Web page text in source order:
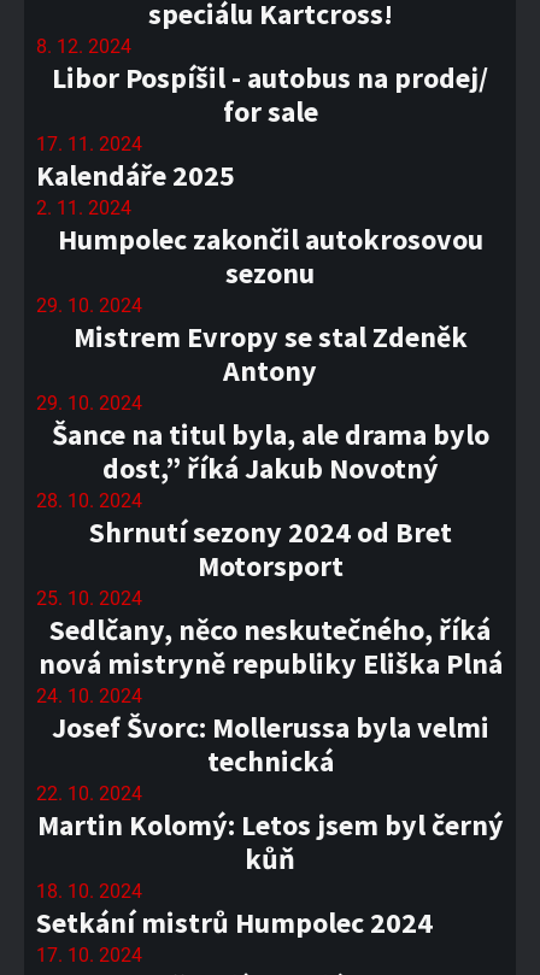
speciálu Kartcross!
8. 12. 2024
Libor Pospíšil - autobus na prodej/
for sale
17. 11. 2024
Kalendáře 2025
2. 11. 2024
Humpolec zakončil autokrosovou
sezonu
29. 10. 2024
Mistrem Evropy se stal Zdeněk
Antony
29. 10. 2024
Šance na titul byla, ale drama bylo
dost,” říká Jakub Novotný
28. 10. 2024
Shrnutí sezony 2024 od Bret
Motorsport
25. 10. 2024
Sedlčany, něco neskutečného, říká
nová mistryně republiky Eliška Plná
24. 10. 2024
Josef Švorc: Mollerussa byla velmi
technická
22. 10. 2024
Martin Kolomý: Letos jsem byl černý
kůň
18. 10. 2024
Setkání mistrů Humpolec 2024
17. 10. 2024